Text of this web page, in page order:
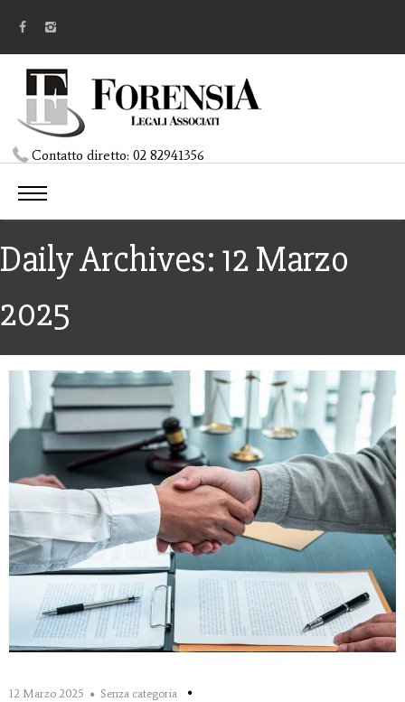
Contatto diretto:02 82941356
Daily Archives: 12 Marzo
2025
12 Marzo 2025 Senza categoria